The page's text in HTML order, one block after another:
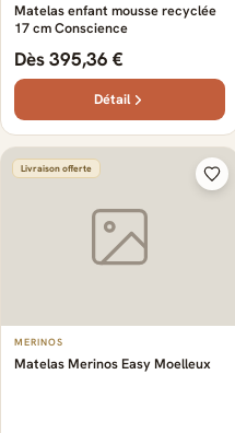
Matelas enfant mousse recyclée
17 cm Conscience
Dès 395,36 €
Détail
Livraison offerte
MERINOS
Matelas Merinos Easy Moelleux